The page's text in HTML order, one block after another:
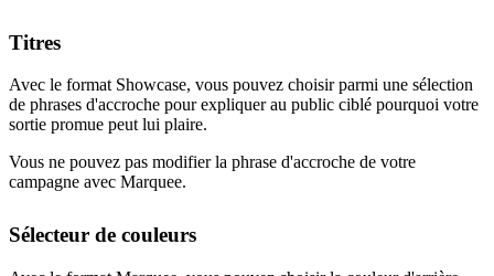
Titres
Avec le format Showcase, vous pouvez choisir parmi une sélection
de phrases d'accroche pour expliquer au public ciblé pourquoi votre
sortie promue peut lui plaire.
Vous ne pouvez pas modifier la phrase d'accroche de votre
campagne avec Marquee.
Sélecteur de couleurs